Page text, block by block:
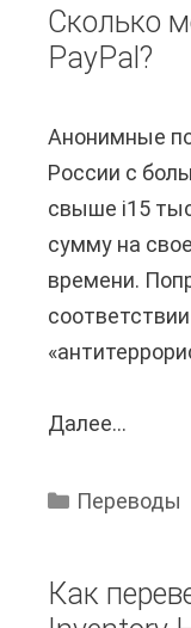
И
н
и
з
а
й
н
е
?
т
а
т
о
н
н
ы
?
р
е
е
с
т
и
A
u
t
D
л
Сколько
PayPal?
Анонимные
России с
свыше i15
сумму на
времени.
Далее...
о
к
Переводы
Как